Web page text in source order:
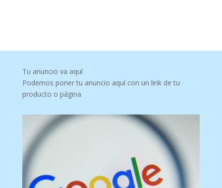
Tu anuncio va aquí
Podemos poner tu anuncio aquí con un link de tu
producto o página